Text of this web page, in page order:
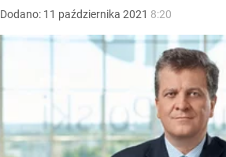
Dodano: 11 października 2021 8:20